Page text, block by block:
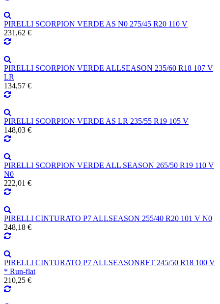
PIRELLI SCORPION VERDE AS N0 275/45 R20 110 V
231,62 €
PIRELLI SCORPION VERDE ALLSEASON 235/60 R18 107 V
LR
134,57 €
PIRELLI SCORPION VERDE AS LR 235/55 R19 105 V
148,03 €
PIRELLI SCORPION VERDE ALL SEASON 265/50 R19 110 V
N0
222,01 €
PIRELLI CINTURATO P7 ALLSEASON 255/40 R20 101 V N0
248,18 €
PIRELLI CINTURATO P7 ALLSEASONRFT 245/50 R18 100 V
* Run-flat
210,25 €